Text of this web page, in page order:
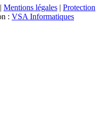
Mentions légales | Protection
: VSA Informatiques